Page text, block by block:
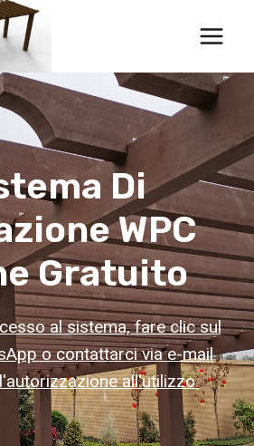
Di
WPC
Gratuito
al sistema, fare clic sul
o contattarci via e-mail
all'utilizzo.